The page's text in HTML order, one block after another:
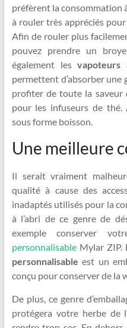
préfèrent la consommation
à rouler très appréciés
Afin de rouler plus
pouvez prendre un
également lesvapoteurs
permettent d’absorber
profiter de toute la saveur
pour les infuseurs de
sous forme boisson.
Une meilleure
Il serait vraiment
qualité à cause des
inadaptés utilisés pour la
à l’abri de ce genre de
exemple conserver
personnalisableMylar ZIP.
personnalisable est un
conçu pour conserver de la
De plus, ce genre
protégera votre herbe de